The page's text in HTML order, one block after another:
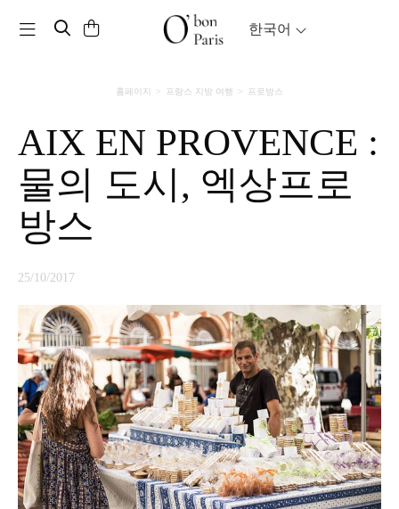
Toggle navigation 한국어
홈페이지 프랑스 지방 여행 프로방스
AIX EN PROVENCE :
물의 도시, 엑상프로
방스
25/10/2017